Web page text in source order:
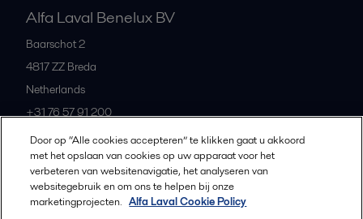
Alfa Laval Benelux BV
Baarschot 2
4817 ZZ Breda
Netherlands
+31 76 57 91 200
All offices and partners
Door op “Alle cookies accepteren” te klikken gaat u akkoord
met het opslaan van cookies op uw apparaat voor het
verbeteren van websitenavigatie, het analyseren van
websitegebruik en om ons te helpen bij onze
marketingprojecten. Alfa Laval Cookie Policy